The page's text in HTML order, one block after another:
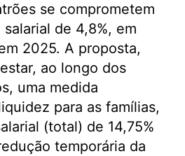
se comprometem
de 4,8%, em
2025. A proposta,
ao longo dos
uma medida
para as famílias,
(total) de 14,75%
temporária da